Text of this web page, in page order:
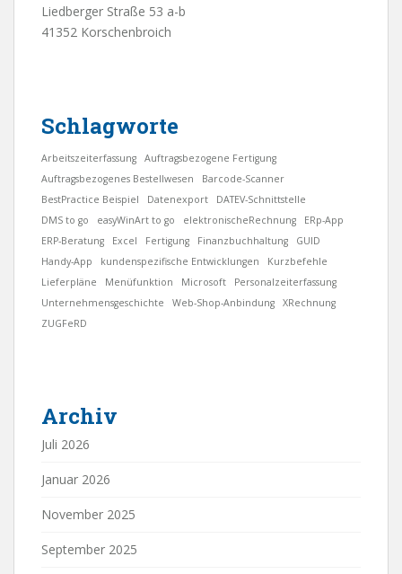
Liedberger Straße 53 a-b
41352 Korschenbroich
Schlagworte
Arbeitszeiterfassung
Auftragsbezogene Fertigung
Auftragsbezogenes Bestellwesen
Barcode-Scanner
BestPractice Beispiel
Datenexport
DATEV-Schnittstelle
DMS to go
easyWinArt to go elektronischeRechnung
ERp-App
ERP-Beratung
Excel Fertigung Finanzbuchhaltung
GUID
Handy-App
kundenspezifische Entwicklungen
Kurzbefehle
Lieferpläne
Menüfunktion Microsoft
Personalzeiterfassung
Unternehmensgeschichte
Web-Shop-Anbindung
XRechnung
ZUGFeRD
Archiv
Juli 2026
Januar 2026
November 2025
September 2025